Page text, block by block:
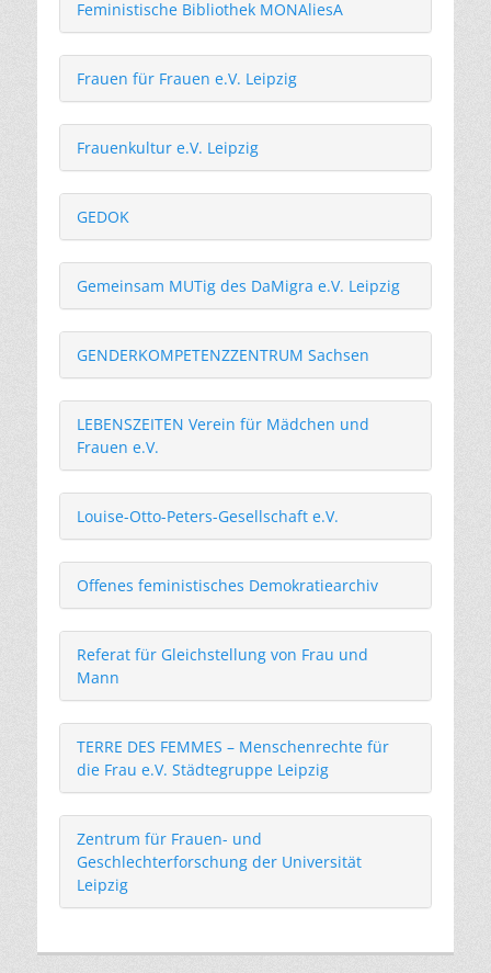
Feministische Bibliothek MONAliesA
Frauen für Frauen e.V. Leipzig
Frauenkultur e.V. Leipzig
GEDOK
Gemeinsam MUTig des DaMigra e.V. Leipzig
GENDERKOMPETENZZENTRUM Sachsen
LEBENSZEITEN Verein für Mädchen und
Frauen e.V.
Louise-Otto-Peters-Gesellschaft e.V.
Offenes feministisches Demokratiearchiv
Referat für Gleichstellung von Frau und
Mann
TERRE DES FEMMES – Menschenrechte für
die Frau e.V. Städtegruppe Leipzig
Zentrum für Frauen- und
Geschlechterforschung der Universität
Leipzig